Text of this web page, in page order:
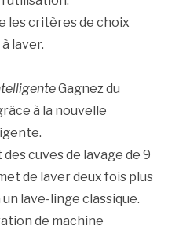
les critères de choix
laver.
Gagnez du
à la nouvelle
cuves de lavage de 9
de laver deux fois plus
lave-linge classique.
de machine